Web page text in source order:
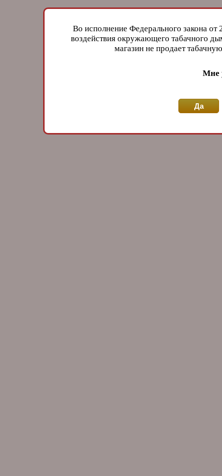
Во исполнение Федерального закона
воздействия окружающего табачного
магазин не продает
Мне
Да